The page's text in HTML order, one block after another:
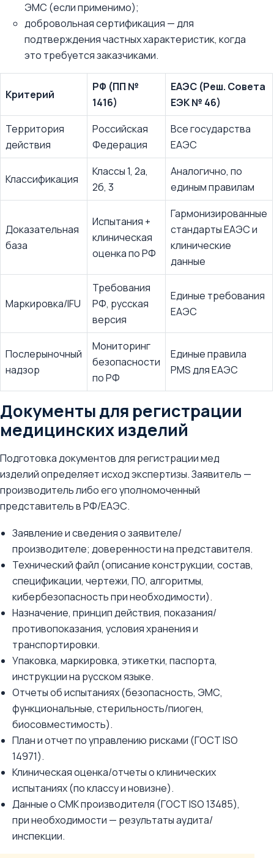
ЭМС (если применимо);
добровольная сертификация — для
подтверждения частных характеристик, когда
это требуется заказчиками.
Критерий
РФ (ПП №
1416)
ЕАЭС (Реш. Совета
ЕЭК № 46)
Территория
действия
Российская
Федерация
Все государства
ЕАЭС
Классификация
Классы 1, 2а,
2б, 3
Аналогично, по
единым правилам
Доказательная
база
Испытания +
клиническая
оценка по РФ
Гармонизированные
стандарты ЕАЭС и
клинические
данные
Маркировка/IFU
Требования
РФ, русская
версия
Единые требования
ЕАЭС
Послерыночный
надзор
Мониторинг
безопасности
по РФ
Единые правила
PMS для ЕАЭС
Документы для регистрации
медицинских изделий
Подготовка документов для регистрации мед
изделий определяет исход экспертизы. Заявитель —
производитель либо его уполномоченный
представитель в РФ/ЕАЭС.
Заявление и сведения о заявителе/
производителе; доверенности на представителя.
Технический файл (описание конструкции, состав,
спецификации, чертежи, ПО, алгоритмы,
кибербезопасность при необходимости).
Назначение, принцип действия, показания/
противопоказания, условия хранения и
транспортировки.
Упаковка, маркировка, этикетки, паспорта,
инструкции на русском языке.
Отчеты об испытаниях (безопасность, ЭМС,
функциональные, стерильность/пиоген,
биосовместимость).
План и отчет по управлению рисками (ГОСТ ISO
14971).
Клиническая оценка/отчеты о клинических
испытаниях (по классу и новизне).
Данные о СМК производителя (ГОСТ ISO 13485),
при необходимости — результаты аудита/
инспекции.